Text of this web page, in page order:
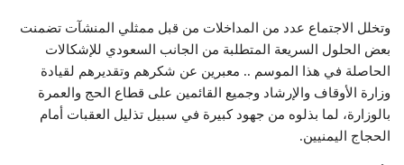
وتخلل الاجتماع عدد من المداخلات من قبل ممثلي المنشآت تضمنت
بعض الحلول السريعة المتطلبة من الجانب السعودي للإشكالات
الحاصلة في هذا الموسم .. معبرين عن شكرهم وتقديرهم لقيادة
وزارة الأوقاف والإرشاد وجميع القائمين على قطاع الحج والعمرة
بالوزارة، لما بذلوه من جهود كبيرة في سبيل تذليل العقبات أمام
الحجاج اليمنيين.